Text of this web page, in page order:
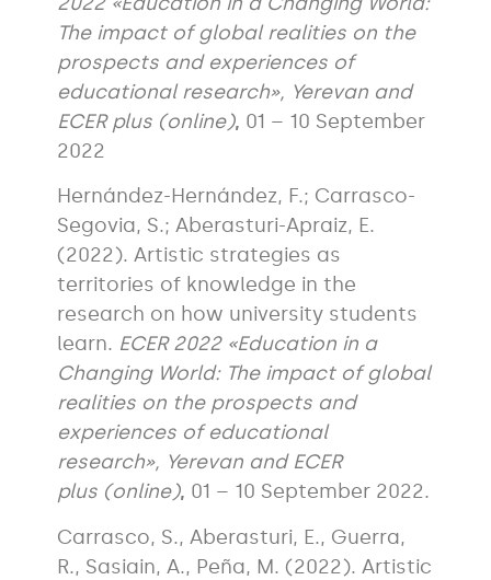
The impact of global realities on the
prospects and experiences of
educational research», Yerevan and
ECER plus (online), 01 – 10 September
2022
Hernández-Hernández, F.; Carrasco-
Segovia, S.; Aberasturi-Apraiz, E.
(2022). Artistic strategies as
territories of knowledge in the
research on how university students
learn. ECER 2022 «Education in a
Changing World: The impact of global
realities on the prospects and
experiences of educational
research», Yerevan and ECER
plus (online), 01 – 10 September 2022.
Carrasco, S., Aberasturi, E., Guerra,
R., Sasiain, A., Peña, M. (2022). Artistic